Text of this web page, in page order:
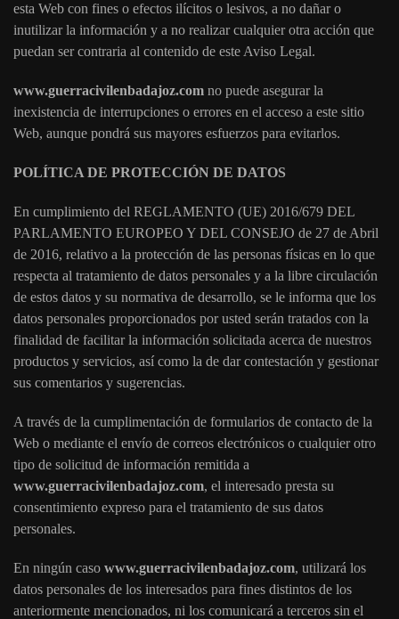
esta Web con fines o efectos ilícitos o lesivos, a no dañar o
inutilizar la información y a no realizar cualquier otra acción que
puedan ser contraria al contenido de este Aviso Legal.
www.guerracivilenbadajoz.com no puede asegurar la
inexistencia de interrupciones o errores en el acceso a este sitio
Web, aunque pondrá sus mayores esfuerzos para evitarlos.
POLÍTICA DE PROTECCIÓN DE DATOS
En cumplimiento del REGLAMENTO (UE) 2016/679 DEL
PARLAMENTO EUROPEO Y DEL CONSEJO de 27 de Abril
de 2016, relativo a la protección de las personas físicas en lo que
respecta al tratamiento de datos personales y a la libre circulación
de estos datos y su normativa de desarrollo, se le informa que los
datos personales proporcionados por usted serán tratados con la
finalidad de facilitar la información solicitada acerca de nuestros
productos y servicios, así como la de dar contestación y gestionar
sus comentarios y sugerencias.
A través de la cumplimentación de formularios de contacto de la
Web o mediante el envío de correos electrónicos o cualquier otro
tipo de solicitud de información remitida a
www.guerracivilenbadajoz.com, el interesado presta su
consentimiento expreso para el tratamiento de sus datos
personales.
En ningún caso www.guerracivilenbadajoz.com, utilizará los
datos personales de los interesados para fines distintos de los
anteriormente mencionados, ni los comunicará a terceros sin el